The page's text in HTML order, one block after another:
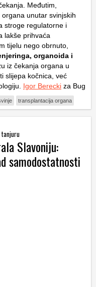
Međutim,
unutar svinjskih
stroge regulatorne i
lakše prihvaća
tijelu nego obrnuto,
organoida i
iz čekanja organa u
slijepa kočnica, već
Igor Berecki za Bug
transplantacija organa
tanjuru
Slavoniju:
samodostatnosti